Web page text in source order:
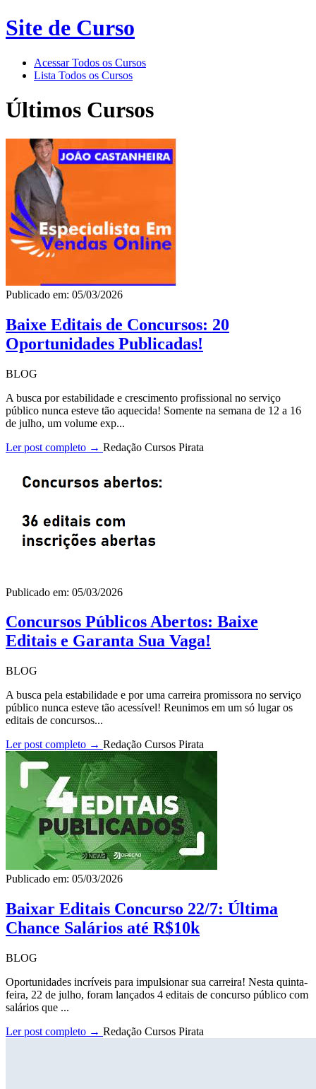
Site de Curso
Acessar Todos os Cursos
Lista Todos os Cursos
Últimos Cursos
Publicado em: 05/03/2026
Baixe Editais de Concursos: 20
Oportunidades Publicadas!
BLOG
A busca por estabilidade e crescimento profissional no serviço
público nunca esteve tão aquecida! Somente na semana de 12 a 16
de julho, um volume exp...
Ler post completo → Redação Cursos Pirata
Publicado em: 05/03/2026
Concursos Públicos Abertos: Baixe
Editais e Garanta Sua Vaga!
BLOG
A busca pela estabilidade e por uma carreira promissora no serviço
público nunca esteve tão acessível! Reunimos em um só lugar os
editais de concursos...
Ler post completo → Redação Cursos Pirata
Publicado em: 05/03/2026
Baixar Editais Concurso 22/7: Última
Chance Salários até R$10k
BLOG
Oportunidades incríveis para impulsionar sua carreira! Nesta quinta-
feira, 22 de julho, foram lançados 4 editais de concurso público com
salários que ...
Ler post completo → Redação Cursos Pirata